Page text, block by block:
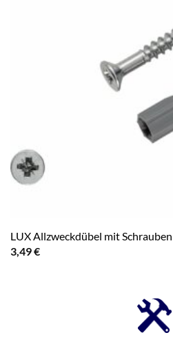
LUX Allzweckdübel mit
3,49€